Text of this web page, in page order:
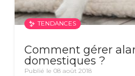
TENDANCES
Comment gérer
domestiques ?
Publié le 08 août 2018